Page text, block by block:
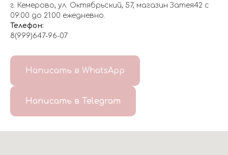
г. Кемерово, ул. Октябрьский, 57, магазин Затея42 с
09:00 до 21:00 ежедневно.
Телефон:
8(999)647-96-07
Написать в WhatsApp
Написать в Telegram